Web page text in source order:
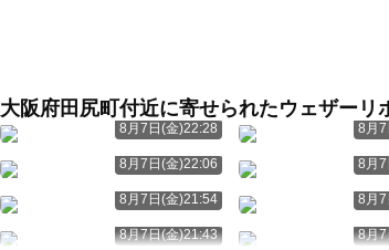
大阪府田尻町付近に寄せられたウェザーリ
8月7日(金)22:28 8月7
8月7日(金)22:06 8月7
8月7日(金)21:54 8月7
8月7日(金)21:43 8月